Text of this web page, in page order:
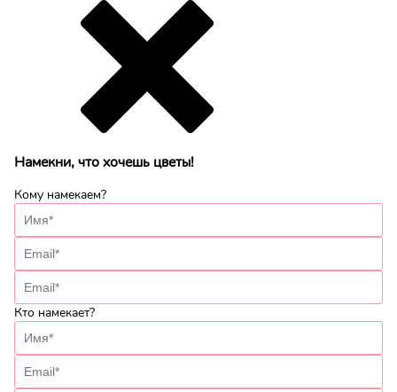
Намекни, что хочешь цветы!
Кому намекаем?
Кто намекает?